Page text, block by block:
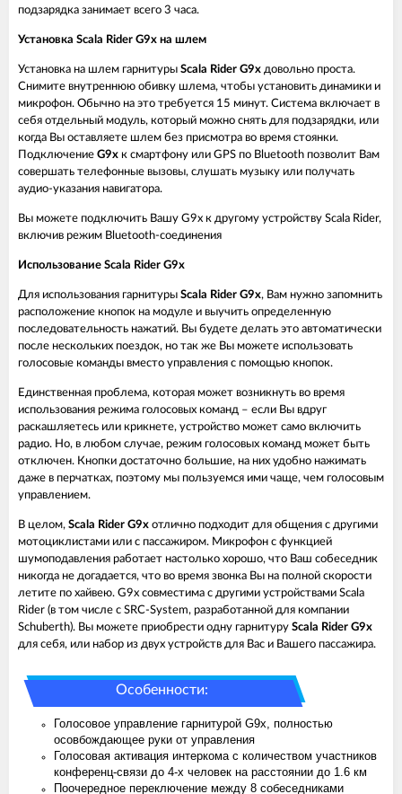
подзарядка занимает всего 3 часа.
Установка Scala Rider G9x на шлем
Установка на шлем гарнитуры Scala Rider G9x довольно проста.
Снимите внутреннюю обивку шлема, чтобы установить динамики и
микрофон. Обычно на это требуется 15 минут. Система включает в
себя отдельный модуль, который можно снять для подзарядки, или
когда Вы оставляете шлем без присмотра во время стоянки.
Подключение G9x к смартфону или GPS по Bluetooth позволит Вам
совершать телефонные вызовы, слушать музыку или получать
аудио-указания навигатора.
Вы можете подключить Вашу G9x к другому устройству Scala Rider,
включив режим Bluetooth-соединения
Использование Scala Rider G9x
Для использования гарнитуры Scala Rider G9x, Вам нужно запомнить
расположение кнопок на модуле и выучить определенную
последовательность нажатий. Вы будете делать это автоматически
после нескольких поездок, но так же Вы можете использовать
голосовые команды вместо управления с помощью кнопок.
Единственная проблема, которая может возникнуть во время
использования режима голосовых команд – если Вы вдруг
раскашляетесь или крикнете, устройство может само включить
радио. Но, в любом случае, режим голосовых команд может быть
отключен. Кнопки достаточно большие, на них удобно нажимать
даже в перчатках, поэтому мы пользуемся ими чаще, чем голосовым
управлением.
В целом, Scala Rider G9x отлично подходит для общения с другими
мотоциклистами или с пассажиром. Микрофон с функцией
шумоподавления работает настолько хорошо, что Ваш собеседник
никогда не догадается, что во время звонка Вы на полной скорости
летите по хайвею. G9x совместима с другими устройствами Scala
Rider (в том числе с SRC-System, разработанной для компании
Schuberth). Вы можете приобрести одну гарнитуру Scala Rider G9x
для себя, или набор из двух устройств для Вас и Вашего пассажира.
Особенности:
Голосовое управление гарнитурой G9x, полностью
осовбождающее руки от управления
Голосовая активация интеркома с количеством участников
конференц-связи до 4-х человек на расстоянии до 1.6 км
Поочередное переключение между 8 собеседниками